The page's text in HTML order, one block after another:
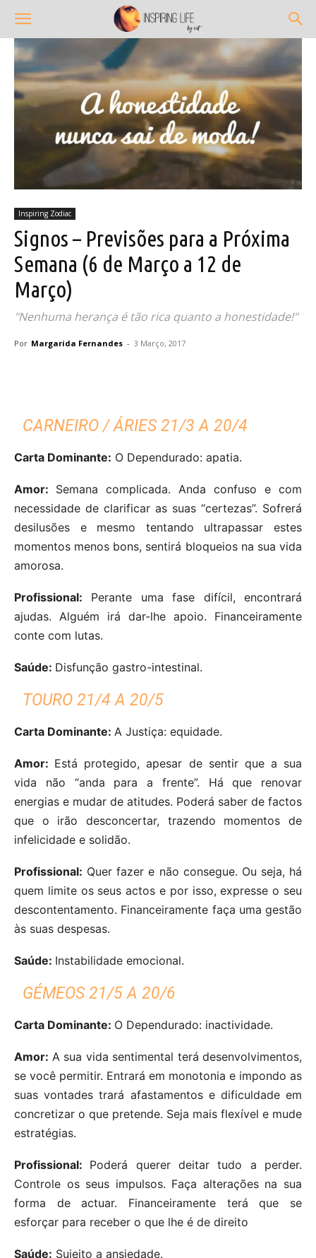
Inspiring Zodiac
Signos – Previsões para a Próxima
Semana (6 de Março a 12 de
Março)
"Nenhuma herança é tão rica quanto a honestidade!"
Por Margarida Fernandes - 3 Março, 2017
CARNEIRO / ÁRIES 21/3 A 20/4
Carta Dominante: O Dependurado: apatia.
Amor: Semana complicada. Anda confuso e com
necessidade de clarificar as suas “certezas”. Sofrerá
desilusões e mesmo tentando ultrapassar estes
momentos menos bons, sentirá bloqueios na sua vida
amorosa.
Profissional: Perante uma fase difícil, encontrará
ajudas. Alguém irá dar-lhe apoio. Financeiramente
conte com lutas.
Saúde: Disfunção gastro-intestinal.
TOURO 21/4 A 20/5
Carta Dominante: A Justiça: equidade.
Amor: Está protegido, apesar de sentir que a sua
vida não “anda para a frente”. Há que renovar
energias e mudar de atitudes. Poderá saber de factos
que o irão desconcertar, trazendo momentos de
infelicidade e solidão.
Profissional: Quer fazer e não consegue. Ou seja, há
quem limite os seus actos e por isso, expresse o seu
descontentamento. Financeiramente faça uma gestão
às suas despesas.
Saúde: Instabilidade emocional.
GÉMEOS 21/5 A 20/6
Carta Dominante: O Dependurado: inactividade.
Amor: A sua vida sentimental terá desenvolvimentos,
se você permitir. Entrará em monotonia e impondo as
suas vontades trará afastamentos e dificuldade em
concretizar o que pretende. Seja mais flexível e mude
estratégias.
Profissional: Poderá querer deitar tudo a perder.
Controle os seus impulsos. Faça alterações na sua
forma de actuar. Financeiramente terá que se
esforçar para receber o que lhe é de direito
Saúde: Sujeito a ansiedade.